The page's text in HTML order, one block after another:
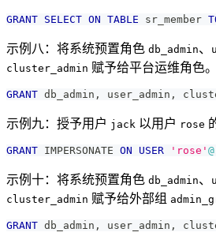
GRANT SELECT ON TABLE sr_member
示例八：将系统预置角色 db_admin、
cluster_admin 赋予给平台运维角色。
GRANT db_admin , user_admin ,
示例九：授予用户 jack 以用户 rose
GRANT IMPERSONATE ON USER 'rose'
示例十：将系统预置角色 db_admin、
cluster_admin 赋予给外部组
GRANT db_admin , user_admin ,